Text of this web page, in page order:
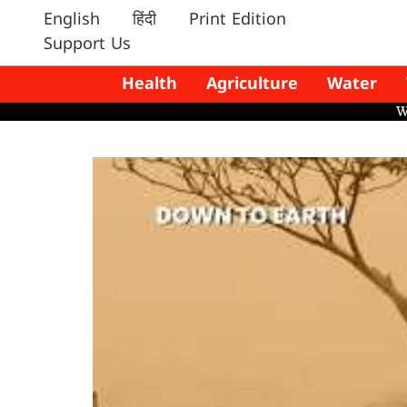
English हिंदी
Print Edition
Support Us
Health
Agriculture Water